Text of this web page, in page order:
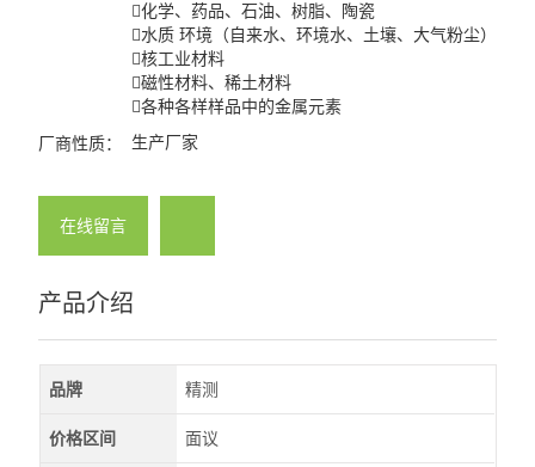
化学、药品、石油、树脂、陶瓷
水质 环境（自来水、环境水、土壤、大气粉尘）
核工业材料
磁性材料、稀土材料
各种各样样品中的金属元素
厂商性质： 生产厂家
在线留言
产品介绍
品牌 精测
价格区间 面议